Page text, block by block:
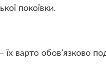
покоївки.
варто обов’язково